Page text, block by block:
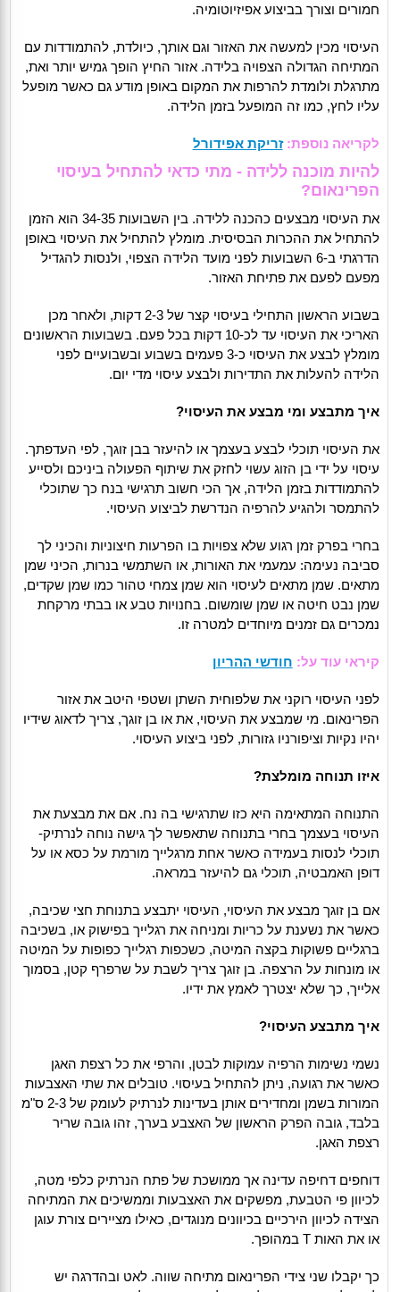
חמורים וצורך בביצוע אפיזיוטומיה.
העיסוי מכין למעשה את האזור וגם אותך, כיולדת, להתמודדות עם
המתיחה הגדולה הצפויה בלידה. אזור החיץ הופך גמיש יותר ואת,
מתרגלת ולומדת להרפות את המקום באופן מודע גם כאשר מופעל
עליו לחץ, כמו זה המופעל בזמן הלידה.
לקריאה נוספת: זריקת אפידורל
להיות מוכנה ללידה - מתי כדאי להתחיל בעיסוי
הפרינאום?
את העיסוי מבצעים כהכנה ללידה. בין השבועות 34-35 הוא הזמן
להתחיל את ההכרות הבסיסית. מומלץ להתחיל את העיסוי באופן
הדרגתי ב-6 השבועות לפני מועד הלידה הצפוי, ולנסות להגדיל
מפעם לפעם את פתיחת האזור.
בשבוע הראשון התחילי בעיסוי קצר של 2-3 דקות, ולאחר מכן
האריכי את העיסוי עד לכ-10 דקות בכל פעם. בשבועות הראשונים
מומלץ לבצע את העיסוי כ-3 פעמים בשבוע ובשבועיים לפני
הלידה להעלות את התדירות ולבצע עיסוי מדי יום.
איך מתבצע ומי מבצע את העיסוי?
את העיסוי תוכלי לבצע בעצמך או להיעזר בבן זוגך, לפי העדפתך.
עיסוי על ידי בן הזוג עשוי לחזק את שיתוף הפעולה ביניכם ולסייע
להתמודדות בזמן הלידה, אך הכי חשוב תרגישי בנח כך שתוכלי
להתמסר ולהגיע להרפיה הנדרשת לביצוע העיסוי.
בחרי בפרק זמן רגוע שלא צפויות בו הפרעות חיצוניות והכיני לך
סביבה נעימה: עמעמי את האורות, או השתמשי בנרות, הכיני שמן
מתאים. שמן מתאים לעיסוי הוא שמן צמחי טהור כמו שמן שקדים,
שמן נבט חיטה או שמן שומשום. בחנויות טבע או בבתי מרקחת
נמכרים גם זמנים מיוחדים למטרה זו.
קיראי עוד על: חודשי ההריון
לפני העיסוי רוקני את שלפוחית השתן ושטפי היטב את אזור
הפרינאום. מי שמבצע את העיסוי, את או בן זוגך, צריך לדאוג שידיו
יהיו נקיות וציפורניו גזורות, לפני ביצוע העיסוי.
איזו תנוחה מומלצת?
התנוחה המתאימה היא כזו שתרגישי בה נח. אם את מבצעת את
העיסוי בעצמך בחרי בתנוחה שתאפשר לך גישה נוחה לנרתיק-
תוכלי לנסות בעמידה כאשר אחת מרגלייך מורמת על כסא או על
דופן האמבטיה, תוכלי גם להיעזר במראה.
אם בן זוגך מבצע את העיסוי, העיסוי יתבצע בתנוחת חצי שכיבה,
כאשר את נשענת על כריות ומניחה את רגלייך בפישוק או, בשכיבה
ברגליים פשוקות בקצה המיטה, כשכפות רגלייך כפופות על המיטה
או מונחות על הרצפה. בן זוגך צריך לשבת על שרפרף קטן, בסמוך
אלייך, כך שלא יצטרך לאמץ את ידיו.
איך מתבצע העיסוי?
נשמי נשימות הרפיה עמוקות לבטן, והרפי את כל רצפת האגן
כאשר את רגועה, ניתן להתחיל בעיסוי. טובלים את שתי האצבעות
המורות בשמן ומחדירים אותן בעדינות לנרתיק לעומק של 2-3 ס"מ
בלבד, גובה הפרק הראשון של האצבע בערך, זהו גובה שריר
רצפת האגן.
דוחפים דחיפה עדינה אך ממושכת של פתח הנרתיק כלפי מטה,
לכיוון פי הטבעת, מפשקים את האצבעות וממשיכים את המתיחה
הצידה לכיוון הירכיים בכיוונים מנוגדים, כאילו מציירים צורת עוגן
או את האות T במהופך.
כך יקבלו שני צידי הפרינאום מתיחה שווה. לאט ובהדרגה יש